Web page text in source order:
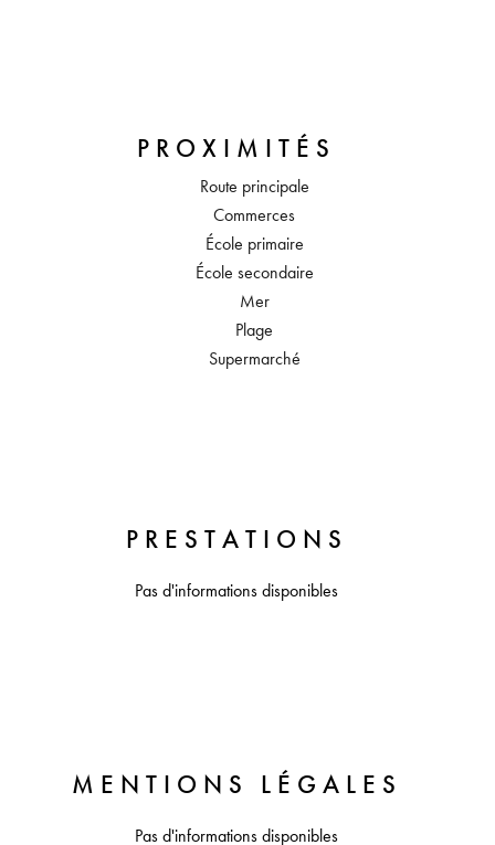
PROXIMITÉS
Route principale
Commerces
École primaire
École secondaire
Mer
Plage
Supermarché
PRESTATIONS
Pas d'informations disponibles
MENTIONS LÉGALES
Pas d'informations disponibles